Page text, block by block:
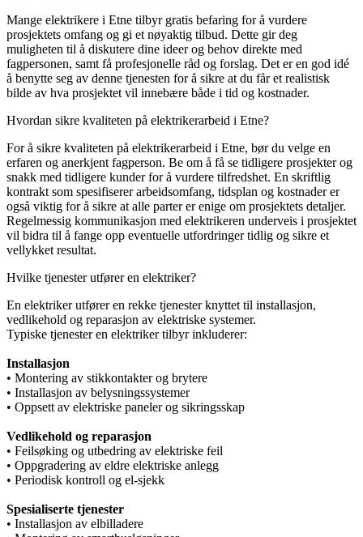
Mange elektrikere i Etne tilbyr gratis befaring for å vurdere
prosjektets omfang og gi et nøyaktig tilbud. Dette gir deg
muligheten til å diskutere dine ideer og behov direkte med
fagpersonen, samt få profesjonelle råd og forslag. Det er en god idé
å benytte seg av denne tjenesten for å sikre at du får et realistisk
bilde av hva prosjektet vil innebære både i tid og kostnader.
Hvordan sikre kvaliteten på elektrikerarbeid i Etne?
For å sikre kvaliteten på elektrikerarbeid i Etne, bør du velge en
erfaren og anerkjent fagperson. Be om å få se tidligere prosjekter og
snakk med tidligere kunder for å vurdere tilfredshet. En skriftlig
kontrakt som spesifiserer arbeidsomfang, tidsplan og kostnader er
også viktig for å sikre at alle parter er enige om prosjektets detaljer.
Regelmessig kommunikasjon med elektrikeren underveis i prosjektet
vil bidra til å fange opp eventuelle utfordringer tidlig og sikre et
vellykket resultat.
Hvilke tjenester utfører en elektriker?
En elektriker utfører en rekke tjenester knyttet til installasjon,
vedlikehold og reparasjon av elektriske systemer.
Typiske tjenester en elektriker tilbyr inkluderer:
Installasjon
• Montering av stikkontakter og brytere
• Installasjon av belysningssystemer
• Oppsett av elektriske paneler og sikringsskap
Vedlikehold og reparasjon
• Feilsøking og utbedring av elektriske feil
• Oppgradering av eldre elektriske anlegg
• Periodisk kontroll og el-sjekk
Spesialiserte tjenester
• Installasjon av elbilladere